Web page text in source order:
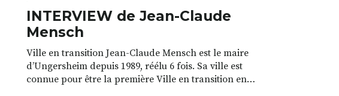
INTERVIEW de Jean-Claude
Mensch
Ville en transition Jean-Claude Mensch est le maire
d’Ungersheim depuis 1989, réélu 6 fois. Sa ville est
connue pour être la première Ville en transition en